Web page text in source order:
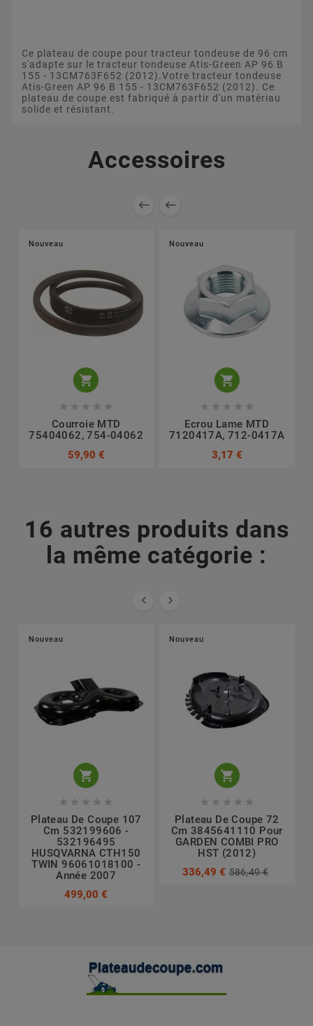
Ce plateau de coupe pour tracteur tondeuse de 96 cm
s'adapte sur le tracteur tondeuse Atis-Green AP 96 B
155 - 13CM763F652 (2012).Votre tracteur tondeuse
Atis-Green AP 96 B 155 - 13CM763F652 (2012). Ce
plateau de coupe est fabriqué à partir d'un matériau
solide et résistant.
Accessoires
 
Nouveau

    
Courroie MTD
75404062, 754-04062
59,90 €
Nouveau

    
Ecrou Lame MTD
7120417A, 712-0417A
3,17 €
16 autres produits dans
la même catégorie :
 
Nouveau

    
Plateau De Coupe 107
Cm 532199606 -
532196495
HUSQVARNA CTH150
TWIN 96061018100 -
Année 2007
499,00 €
Nouveau

    
Plateau De Coupe 72
Cm 3845641110 Pour
GARDEN COMBI PRO
HST (2012)
336,49 € 586,49 €